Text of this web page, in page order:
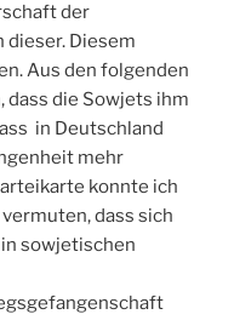
der
dieser. Diesem
Aus den folgenden
dass die Sowjets ihm
in Deutschland
mehr
konnte ich
dass sich
sowjetischen